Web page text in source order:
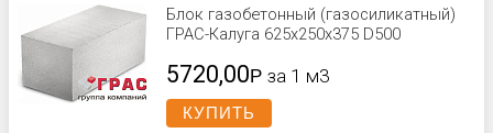
Блок газобетонный (газосиликатный)
ГРАС-Калуга 625x250x375 D500
5720,00Р за 1 м3
КУПИТЬ